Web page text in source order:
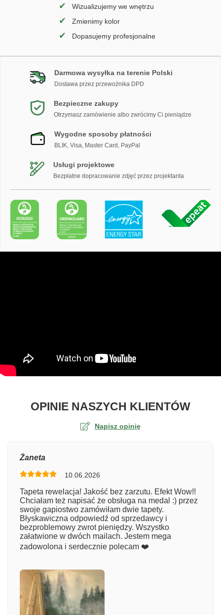
✔ Wizualizujemy we wnętrzu
✔ Zmienimy kolor
✔ Dopasujemy profesjonalne
Darmowa wysyłka na terenie Polski
Dostawa przez przewoźnika DPD
Bezpieczne zakupy
Otrzymasz zamówienie albo zwrócimy Ci pieniądze
Wygodne sposoby płatności
BLIK, Visa, Master Card, PayPal
Usługi projektowe
Bezpłatne dopracowanie zdjęć przez projektanta
OPINIE NASZYCH KLIENTÓWO
Napisz opinię
Numer zamówienia
Imię
Żaneta
10.06.2026
Tapeta rewelacja! Jakość bez zarzutu. Efekt Wow!!
Chciałam też napisać że obsługa na medal :) przez
swoje gapiostwo zamówiłam dwie tapety.
Błyskawiczna odpowiedź od sprzedawcy i
bezproblemowy zwrot pieniędzy. Wszystko
załatwione w dwóch mailach. Jestem mega
zadowolona i serdecznie polecam ❤️